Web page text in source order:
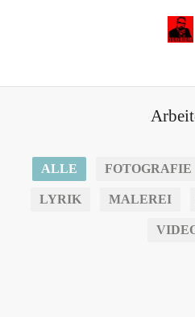
ALLE FOTOGRAFIE
LYRIK MALEREI